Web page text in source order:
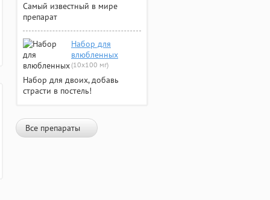
Самый известный в мире
препарат
Набор для
влюбленных
(10х100 мг)
Набор для двоих, добавь
страсти в постель!
Все препараты